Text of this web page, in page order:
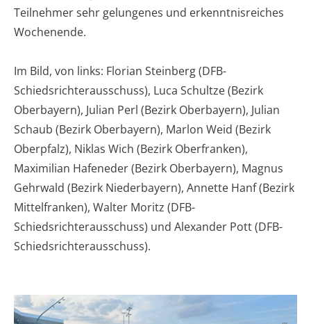
Teilnehmer sehr gelungenes und erkenntnisreiches
Wochenende.
Im Bild, von links: Florian Steinberg (DFB-
Schiedsrichterausschuss), Luca Schultze (Bezirk
Oberbayern), Julian Perl (Bezirk Oberbayern), Julian
Schaub (Bezirk Oberbayern), Marlon Weid (Bezirk
Oberpfalz), Niklas Wich (Bezirk Oberfranken),
Maximilian Hafeneder (Bezirk Oberbayern), Magnus
Gehrwald (Bezirk Niederbayern), Annette Hanf (Bezirk
Mittelfranken), Walter Moritz (DFB-
Schiedsrichterausschuss) und Alexander Pott (DFB-
Schiedsrichterausschuss).